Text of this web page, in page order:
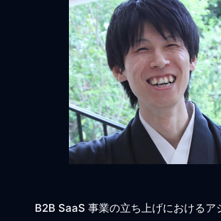
B2B SaaS 事業の立ち上げにおけるア